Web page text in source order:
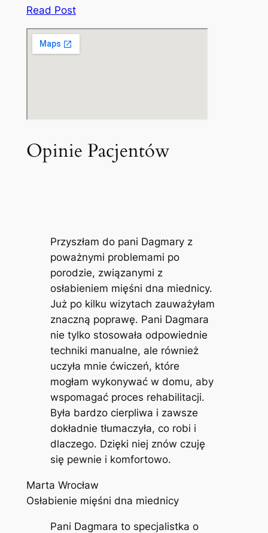
Read Post
Opinie Pacjentów
Przyszłam do pani Dagmary z
poważnymi problemami po
porodzie, związanymi z
osłabieniem mięśni dna miednicy.
Już po kilku wizytach zauważyłam
znaczną poprawę. Pani Dagmara
nie tylko stosowała odpowiednie
techniki manualne, ale również
uczyła mnie ćwiczeń, które
mogłam wykonywać w domu, aby
wspomagać proces rehabilitacji.
Była bardzo cierpliwa i zawsze
dokładnie tłumaczyła, co robi i
dlaczego. Dzięki niej znów czuję
się pewnie i komfortowo.
Marta Wrocław
Osłabienie mięśni dna miednicy
Pani Dagmara to specjalistka o